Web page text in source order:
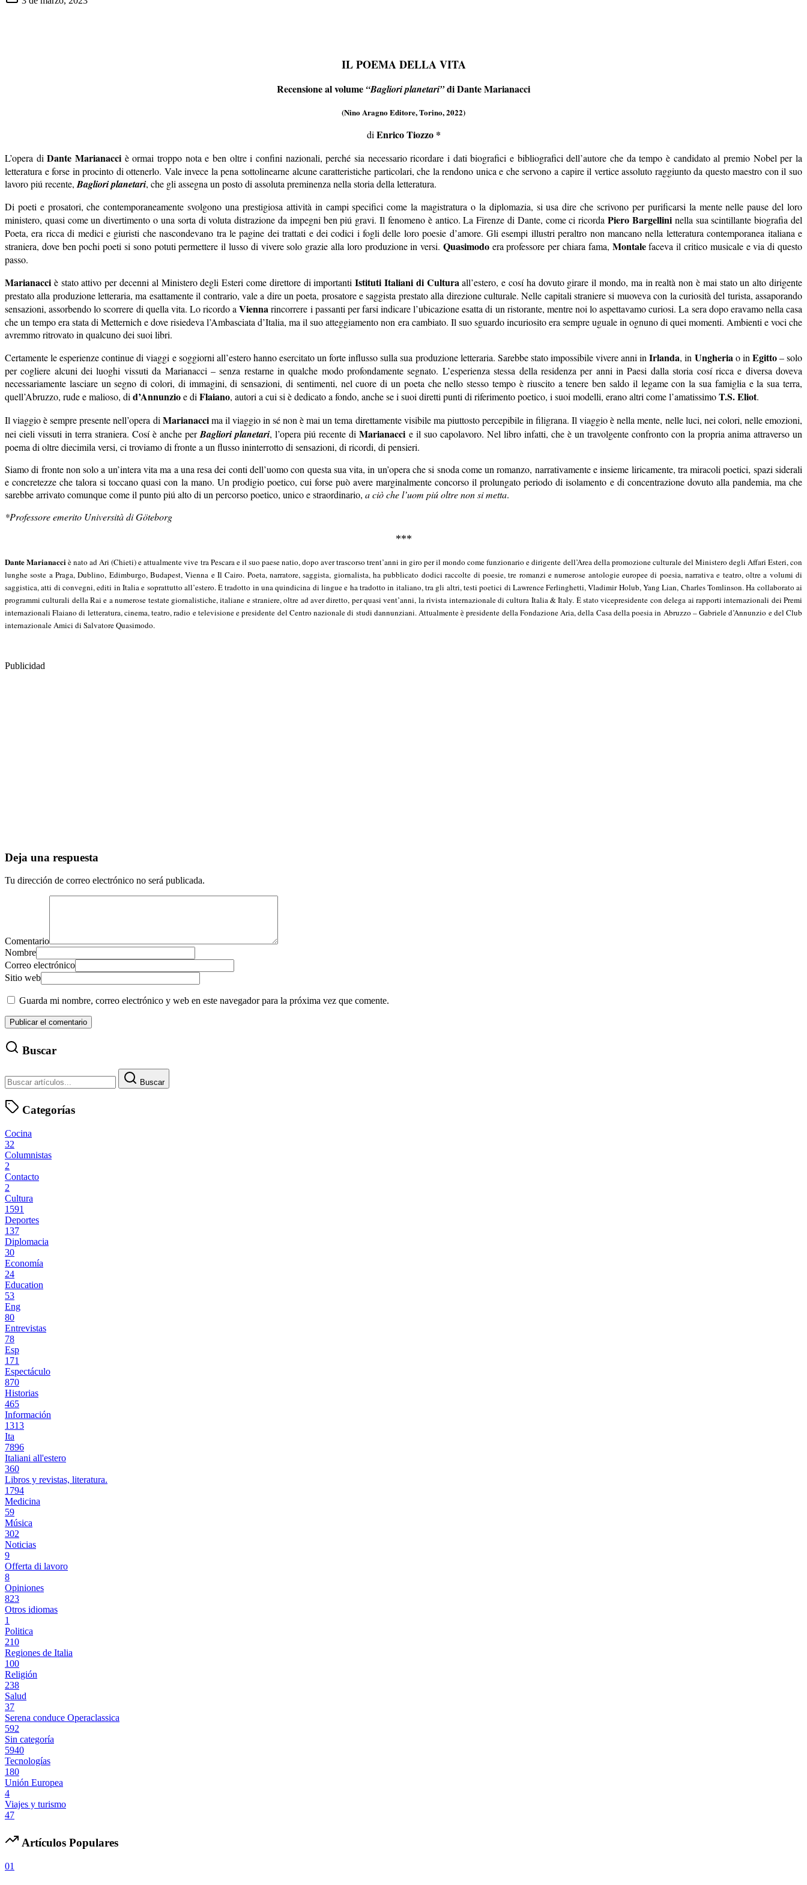
IL POEMA DELLA VITA
Recensione al volume “Bagliori planetari”di Dante Marianacci
(Nino Aragno Editore, Torino, 2022)
diEnricoTiozzo *
L’opera diDante Marianacci è ormai troppo nota e ben oltre i confini nazionali, perché sia necessario ricordare i dati biografici e bibliografici dell’autore che da tempo è candidato al premio Nobel per la
letteratura e forse in procinto di ottenerlo. Vale invece la pena sottolinearne alcune caratteristiche particolari, che la rendono unica e che servono a capire il vertice assoluto raggiunto da questo maestro con il suo
lavoro piú recente, Bagliori planetari, che gli assegna un posto di assoluta preminenza nella storia della letteratura.
Di poeti e prosatori, che contemporaneamente svolgono una prestigiosa attività in campi specifici come la magistratura o la diplomazia, si usa dire che scrivono per purificarsi la mente nelle pause del loro
ministero, quasi come un divertimento o una sorta di voluta distrazione da impegni ben piú gravi. Il fenomeno è antico. La Firenze di Dante, come ci ricordaPiero Bargellininella sua scintillante biografia del
Poeta, era ricca di medici e giuristi che nascondevano tra le pagine dei trattati e dei codici i fogli delle loro poesie d’amore. Gli esempi illustri peraltro non mancano nella letteratura contemporanea italiana e
straniera, dove ben pochi poeti si sono potuti permettere il lusso di vivere solo grazie alla loro produzione in versi. Quasimodoera professore per chiara fama, Montalefaceva il critico musicale e via di questo
passo.
Marianacci è stato attivo per decenni al Ministero degli Esteri come direttore di importantiIstituti Italiani di Cultura all’estero, e cosí ha dovuto girare il mondo, ma in realtà non è mai stato un alto dirigente
prestato alla produzione letteraria, ma esattamente il contrario, vale a dire un poeta, prosatore e saggista prestato alla direzione culturale. Nelle capitali straniere si muoveva con la curiosità del turista, assaporando
sensazioni, assorbendo lo scorrere di quella vita. Lo ricordo aViennarincorrere i passanti per farsi indicare l’ubicazione esatta di un ristorante, mentre noi lo aspettavamo curiosi. La sera dopo eravamo nella casa
che un tempo era stata di Metternich e dove risiedeva l’Ambasciata d’Italia, ma il suo atteggiamento non era cambiato. Il suo sguardo incuriosito era sempre uguale in ognuno di quei momenti. Ambienti e voci che
avremmo ritrovato in qualcuno dei suoi libri.
Certamente le esperienze continue di viaggi e soggiorni all’estero hanno esercitato un forte influsso sulla sua produzione letteraria. Sarebbe stato impossibile vivere anni inIrlanda, in Ungheria o in Egitto– solo
per cogliere alcuni dei luoghi vissuti da Marianacci – senza restarne in qualche modo profondamente segnato. L’esperienza stessa della residenza per anni in Paesi dalla storia cosí ricca e diversa doveva
necessariamente lasciare un segno di colori, di immagini, di sensazioni, di sentimenti, nel cuore di un poeta che nello stesso tempo è riuscito a tenere ben saldo il legame con la sua famiglia e la sua terra,
quell’Abruzzo, rude e malioso, di d’Annunzioe di Flaiano, autori a cui si è dedicato a fondo, anche se i suoi diretti punti di riferimento poetico, i suoi modelli, erano altri come l’amatissimoT.S. Eliot.
Il viaggio è sempre presente nell’opera di Marianaccima il viaggio in sé non è mai un tema direttamente visibile ma piuttosto percepibile in filigrana. Il viaggio è nella mente, nelle luci, nei colori, nelle emozioni,
nei cieli vissuti in terra straniera. Cosí è anche perBagliori planetari, l’opera piú recente diMarianacci e il suo capolavoro. Nel libro infatti, che è un travolgente confronto con la propria anima attraverso un
poema di oltre diecimila versi, ci troviamo di fronte a un flusso ininterrotto di sensazioni, di ricordi, di pensieri.
Siamo di fronte non solo a un’intera vita ma a una resa dei conti dell’uomo con questa sua vita, in un’opera che si snoda come un romanzo, narrativamente e insieme liricamente, tra miracoli poetici, spazi siderali
e concretezze che talora si toccano quasi con la mano. Un prodigio poetico, cui forse può avere marginalmente concorso il prolungato periodo di isolamento e di concentrazione dovuto alla pandemia, ma che
sarebbe arrivato comunque come il punto piú alto di un percorso poetico, unico e straordinario, a ciò che l’uom piú oltre non si metta.
*Professore emerito Università di Göteborg
***
Dante Marianacciè nato ad Ari (Chieti) e attualmente vive tra Pescara e il suo paese natio, dopo aver trascorso trent’anni in giro per il mondo come funzionario e dirigente dell’Area della promozione culturale del Ministero degli Affari Esteri, con
lunghe soste a Praga, Dublino, Edimburgo, Budapest, Vienna e Il Cairo. Poeta, narratore, saggista, giornalista, ha pubblicato dodici raccolte di poesie, tre romanzi e numerose antologie europee di poesia, narrativa e teatro, oltre a volumi di
saggistica, atti di convegni, editi in Italia e soprattutto all’estero. È tradotto in una quindicina di lingue e ha tradotto in italiano, tra gli altri, testi poetici di Lawrence Ferlinghetti, Vladimir Holub, Yang Lian, Charles Tomlinson. Ha collaborato ai
programmi culturali della Rai e a numerose testate giornalistiche, italiane e straniere, oltre ad aver diretto, per quasi vent’anni, la rivista internazionale di cultura Italia & Italy. È stato vicepresidente con delega ai rapporti internazionali dei Premi
internazionali Flaiano di letteratura, cinema, teatro, radio e televisione e presidente del Centro nazionale di studi dannunziani. Attualmente è presidente della Fondazione Aria, della Casa della poesia in Abruzzo – Gabriele d’Annunzio e del Club
internazionale Amici di Salvatore Quasimodo.
Publicidad
Deja una respuesta
Tu dirección de correo electrónico no será publicada.
Comentario
Nombre
Correo electrónico
Sitio web
Guarda mi nombre, correo electrónico y web en este navegador para la próxima vez que comente.
Buscar
Buscar
Categorías
Cocina
32
Columnistas
2
Contacto
2
Cultura
1591
Deportes
137
Diplomacia
30
Economía
24
Education
53
Eng
80
Entrevistas
78
Esp
171
Espectáculo
870
Historias
465
Información
1313
Ita
7896
Italiani all'estero
360
Libros y revistas, literatura.
1794
Medicina
59
Música
302
Noticias
9
Offerta di lavoro
8
Opiniones
823
Otros idiomas
1
Politica
210
Regiones de Italia
100
Religión
238
Salud
37
Serena conduce Operaclassica
592
Sin categoría
5940
Tecnologías
180
Unión Europea
4
Viajes y turismo
47
Artículos Populares
01